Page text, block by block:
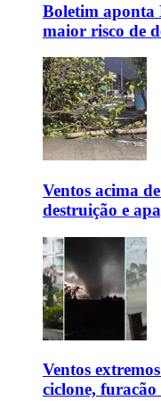
Boletim aponta
maior risco de
Ventos acima
destruição e
Ventos
ciclone, furacão